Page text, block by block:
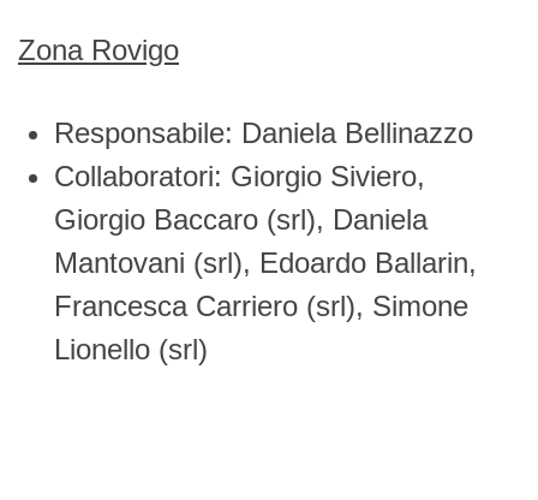
Zona Rovigo
Responsabile: Daniela Bellinazzo
Collaboratori: Giorgio Siviero,
Giorgio Baccaro (srl), Daniela
Mantovani (srl), Edoardo Ballarin,
Francesca Carriero (srl), Simone
Lionello (srl)